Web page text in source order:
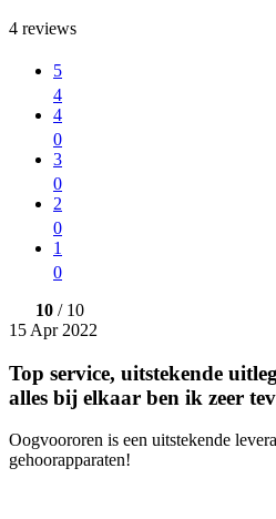
4 reviews
5
4
4
0
3
0
2
0
1
0
10 / 10
15 Apr 2022
Top service, uitstekende
alles bij elkaar ben ik zeer
Oogvoororen is een uitstekende
gehoorapparaten!